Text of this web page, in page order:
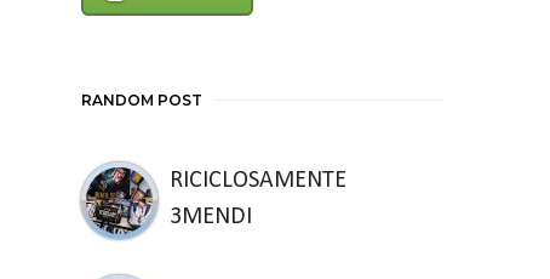
RANDOM POST
RICICLOSAMENTE
3MENDI